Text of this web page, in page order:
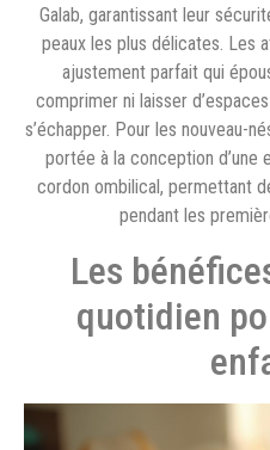
Galab, garantissant leur
peaux les plus délicates. Les
ajustement parfait qui
comprimer ni laisser
s’échapper. Pour les nouveau-
portée à la conception d’une
cordon ombilical, permettant
pendant les
Les
quotidien